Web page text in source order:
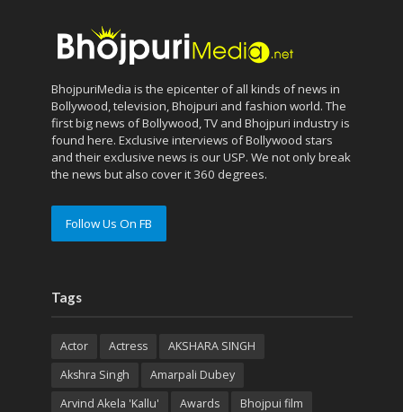
BhojpuriMedia is the epicenter of all kinds of news in
Bollywood, television, Bhojpuri and fashion world. The
first big news of Bollywood, TV and Bhojpuri industry is
found here. Exclusive interviews of Bollywood stars
and their exclusive news is our USP. We not only break
the news but also cover it 360 degrees.
Follow Us On FB
Tags
Actor Actress
AKSHARA SINGH
Akshra Singh
Amarpali Dubey
Arvind Akela 'Kallu'
Awards
Bhojpui film